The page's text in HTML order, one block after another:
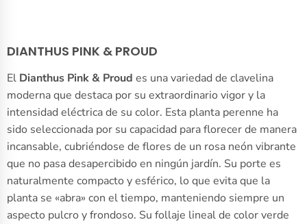
DIANTHUS PINK & PROUD
El Dianthus Pink & Proud es una variedad de clavelina
moderna que destaca por su extraordinario vigor y la
intensidad eléctrica de su color. Esta planta perenne ha
sido seleccionada por su capacidad para florecer de manera
incansable, cubriéndose de flores de un rosa neón vibrante
que no pasa desapercibido en ningún jardín. Su porte es
naturalmente compacto y esférico, lo que evita que la
planta se «abra» con el tiempo, manteniendo siempre un
aspecto pulcro y frondoso. Su follaje lineal de color verde